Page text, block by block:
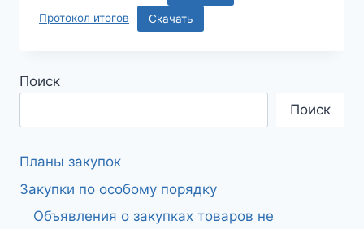
Протокол итогов
Скачать
Поиск
Поиск
Планы закупок
Закупки по особому порядку
Объявления о закупках товаров не